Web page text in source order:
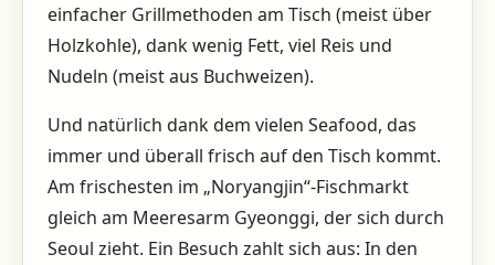
einfacher Grillmethoden am Tisch (meist über
Holzkohle), dank wenig Fett, viel Reis und
Nudeln (meist aus Buchweizen).
Und natürlich dank dem vielen Seafood, das
immer und überall frisch auf den Tisch kommt.
Am frischesten im „Noryangjin“-Fischmarkt
gleich am Meeresarm Gyeonggi, der sich durch
Seoul zieht. Ein Besuch zahlt sich aus: In den